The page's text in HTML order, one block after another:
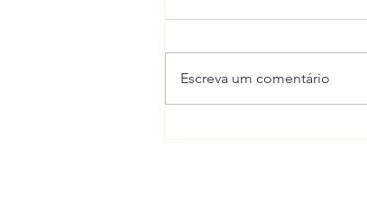
04/07/2025
Escreva um comentário